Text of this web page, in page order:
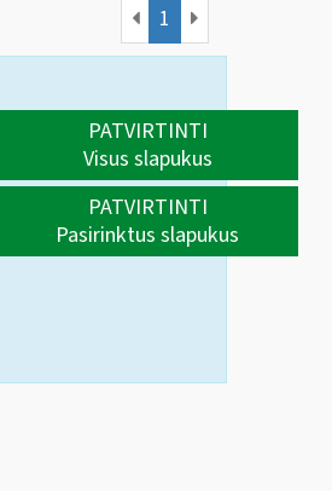
1
PATVIRTINTI
Visus slapukus
PATVIRTINTI
Pasirinktus slapukus